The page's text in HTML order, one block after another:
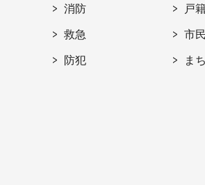
消防
救急
防犯
戸
市
ま